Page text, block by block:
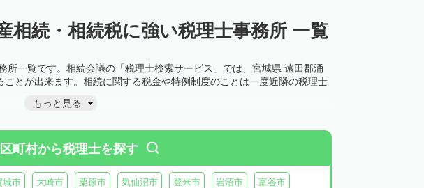
相続・相続税に強い税理士事務所 一覧
所一覧です。相続会議の「税理士検索サービス」では、宮城県 遠田郡涌
とが出来ます。相続に関する税金や特例制度のことは一度近隣の税理士
もっと見る
町村から税理士を探す
城市 大崎市 栗原市 気仙沼市 登米市 岩沼市 富谷市